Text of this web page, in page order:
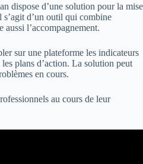
dispose d’une solution pour la mise
d’un outil qui combine
aussi l’accompagnement.
sur une plateforme les indicateurs
plans d’action. La solution peut
en cours.
au cours de leur